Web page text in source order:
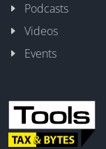
Podcasts
Videos
Events